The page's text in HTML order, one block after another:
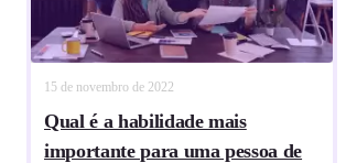
15 de novembro de 2022
Qual é a habilidade mais
importante para uma pessoa de